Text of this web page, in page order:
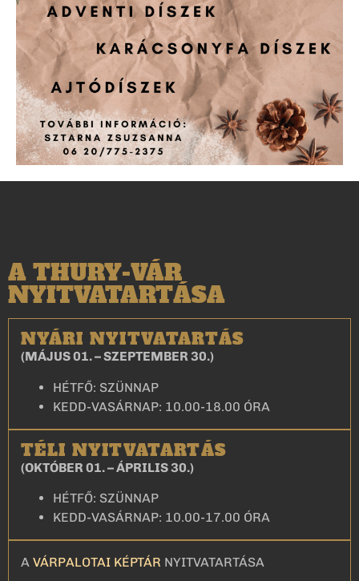
A THURY-VÁR
NYITVATARTÁSA
NYÁRI NYITVATARTÁS
(MÁJUS 01. – SZEPTEMBER 30.)
HÉTFŐ: SZÜNNAP
KEDD-VASÁRNAP: 10.00-18.00 ÓRA
TÉLI NYITVATARTÁS
(OKTÓBER 01. – ÁPRILIS 30.)
HÉTFŐ: SZÜNNAP
KEDD-VASÁRNAP: 10.00-17.00 ÓRA
A VÁRPALOTAI KÉPTÁR NYITVATARTÁSA